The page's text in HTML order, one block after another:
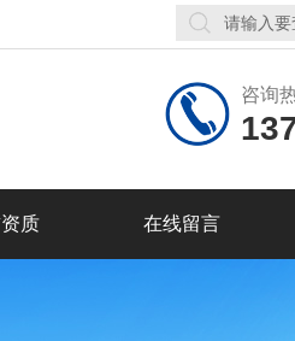
咨询
质 在线留言